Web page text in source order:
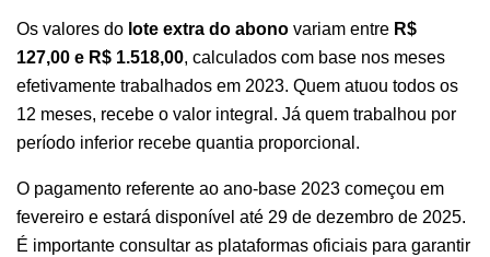
Os valores do lote extra do abono variam entre R$
127,00 e R$ 1.518,00, calculados com base nos meses
efetivamente trabalhados em 2023. Quem atuou todos os
12 meses, recebe o valor integral. Já quem trabalhou por
período inferior recebe quantia proporcional.
O pagamento referente ao ano-base 2023 começou em
fevereiro e estará disponível até 29 de dezembro de 2025.
É importante consultar as plataformas oficiais para garantir